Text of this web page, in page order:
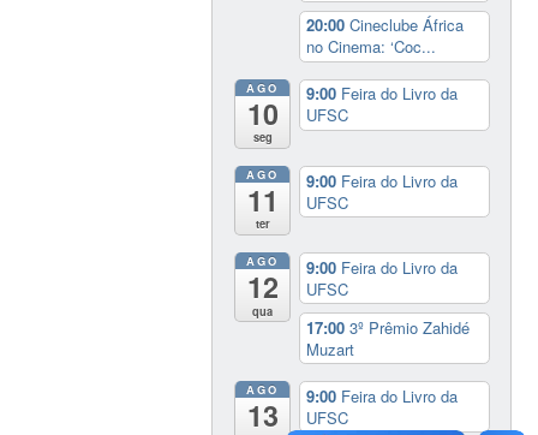
20:00Cineclube África
no Cinema: ‘Coc...
AGO
10
seg
9:00 Feira do Livro da
UFSC
AGO
11
ter
9:00 Feira do Livro da
UFSC
AGO
12
qua
9:00 Feira do Livro da
UFSC
17:003º Prêmio Zahidé
Muzart
AGO
13
9:00 Feira do Livro da
UFSC